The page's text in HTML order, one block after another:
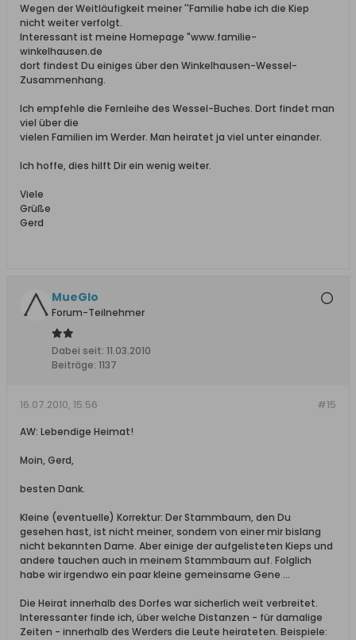
Wegen der Weitläufigkeit meiner ''Familie habe ich die Kiep
nicht weiter verfolgt.
Interessant ist meine Homepage "www.familie-
winkelhausen.de
dort findest Du einiges über den Winkelhausen-Wessel-
Zusammenhang.
Ich empfehle die Fernleihe des Wessel-Buches. Dort findet man
viel über die
vielen Familien im Werder. Man heiratet ja viel unter einander.
Ich hoffe, dies hilft Dir ein wenig weiter.
Viele
Grüße
Gerd
MueGlo
Forum-Teilnehmer
Dabei seit: 11.03.2010
Beiträge: 1137
#15
16.07.2010, 15:56
AW: Lebendige Heimat!
Moin, Gerd,
besten Dank.
Kleine (eventuelle) Korrektur: Der Stammbaum, den Du
gesehen hast, ist nicht meiner, sondern von einer mir bislang
nicht bekannten Dame. Aber einige der aufgelisteten Kieps und
andere tauchen auch in meinem Stammbaum auf. Folglich
habe wir irgendwo ein paar kleine gemeinsame Gene ...
Die Heirat innerhalb des Dorfes war sicherlich weit verbreitet.
Interessanter finde ich, über welche Distanzen - für damalige
Zeiten - innerhalb des Werders die Leute heirateten. Beispiele: